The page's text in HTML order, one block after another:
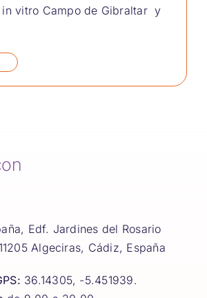
vitro Campo de Gibraltar y
Edf. Jardines del Rosario
Algeciras, Cádiz, España
36.14305, -5.451939.